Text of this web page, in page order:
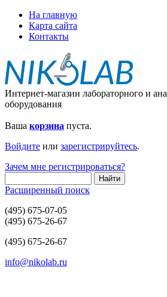
На главную
Карта сайта
Контакты
Интернет-магазин лабораторного и
оборудования
Ваша корзина пуста.
Войдите или зарегистрируйтесь.
Зачем мне регистрироваться?
Расширенный поиск
(495) 675-07-05
(495) 675-26-67
(495) 675-26-67
info@nikolab.ru